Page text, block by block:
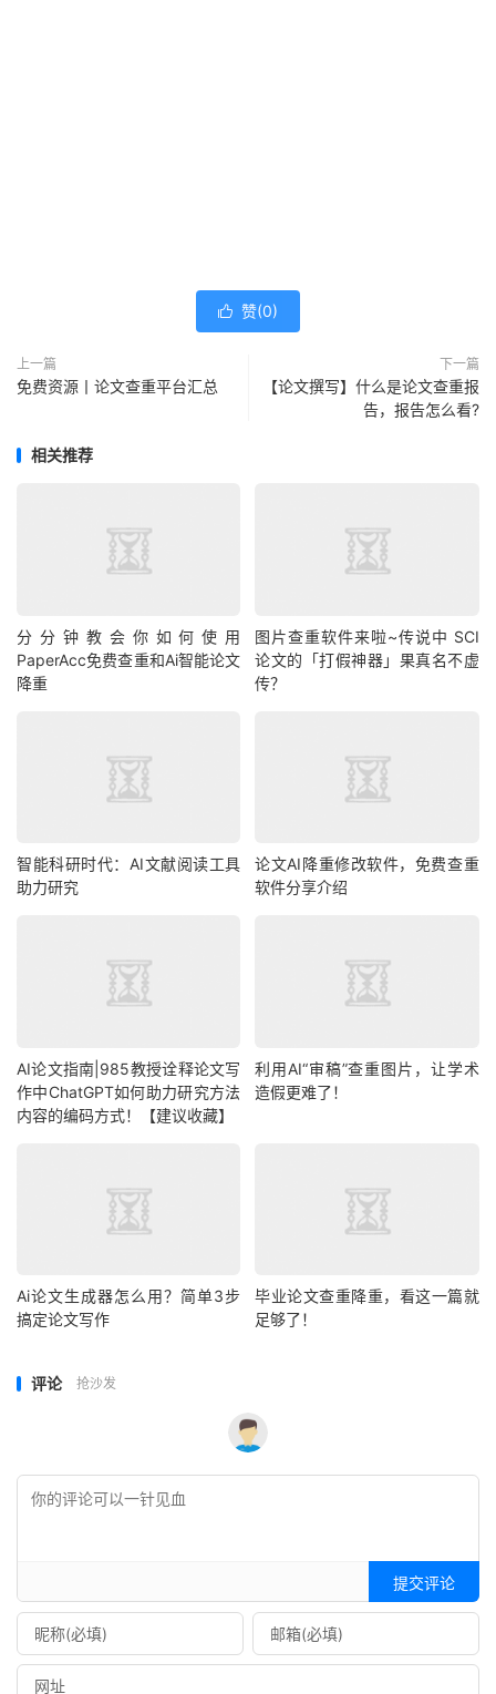
 赞(0)
上一篇
免费资源丨论文查重平台汇总
下一篇
【论文撰写】什么是论文查重报
告，报告怎么看?
相关推荐
分分钟教会你如何使用
PaperAcc免费查重和Ai智能论文
降重
图片查重软件来啦~传说中 SCI
论文的「打假神器」果真名不虚
传？
智能科研时代：AI文献阅读工具
助力研究
论文AI降重修改软件，免费查重
软件分享介绍
AI论文指南|985教授诠释论文写
作中ChatGPT如何助力研究方法
内容的编码方式！【建议收藏】
利用AI“审稿”查重图片，让学术
造假更难了！
Ai论文生成器怎么用？简单3步
搞定论文写作
毕业论文查重降重，看这一篇就
足够了！
评论 抢沙发
提交评论